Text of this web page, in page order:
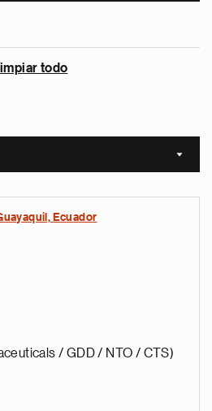
todo
Sort
Ecuador
/ GDD / NTO / CTS)